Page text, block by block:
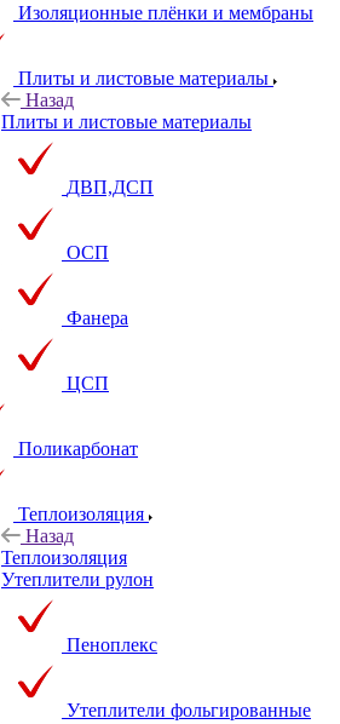
Изоляционные плёнки и мембраны
Плиты и листовые материалы
Назад
Плиты и листовые материалы
ДВП,ДСП
ОСП
Фанера
ЦСП
Поликарбонат
Теплоизоляция
Назад
Теплоизоляция
Утеплители рулон
Пеноплекс
Утеплители фольгированные